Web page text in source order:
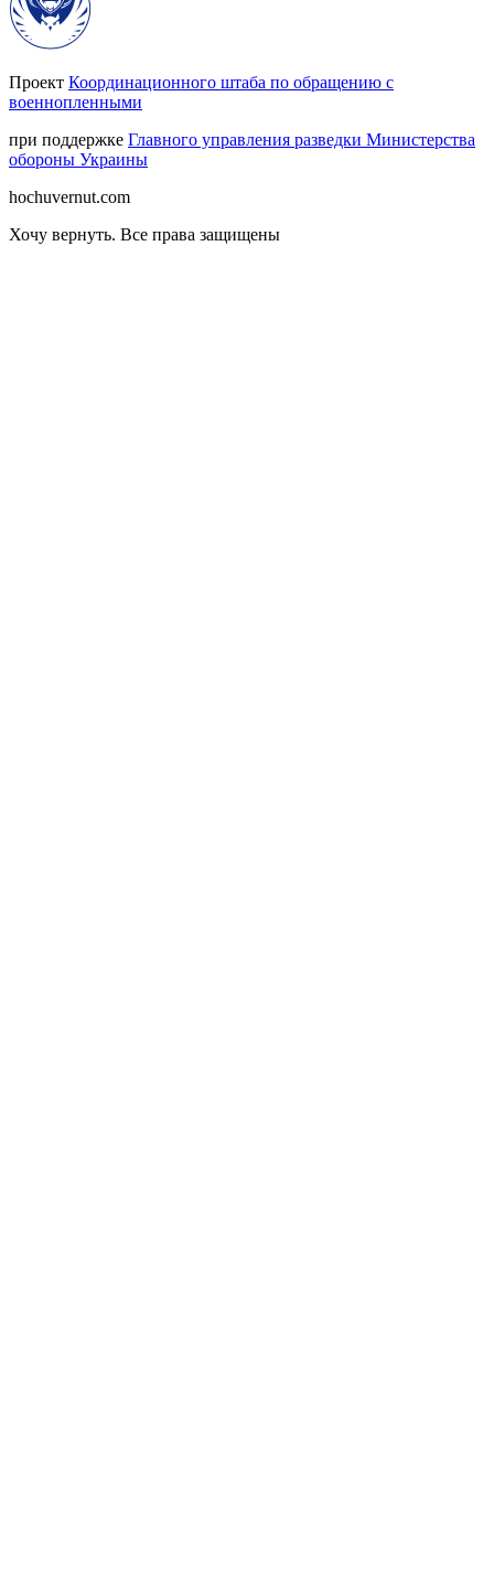
Проект Координационного штаба по обращению с
военнопленными
при поддержке Главного управления разведки Министерства
обороны Украины
hochuvernut.com
Хочу вернуть. Все права защищены